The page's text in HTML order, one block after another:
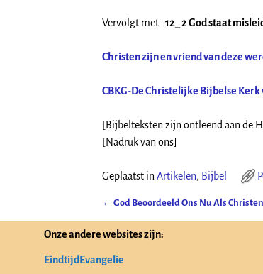
Vervolgt met: 12_ 2 God staat
Christen zijn en vriend van deze
CBKG-De Christelijke Bijbelse Kerk
[Bijbelteksten zijn ontleend aan de
[Nadruk van ons]
Geplaatst in Artikelen, Bijbel
← God Beoordeeld Ons Nu Als Christen
Onze andere websites zijn:
EindtijdEvangelie